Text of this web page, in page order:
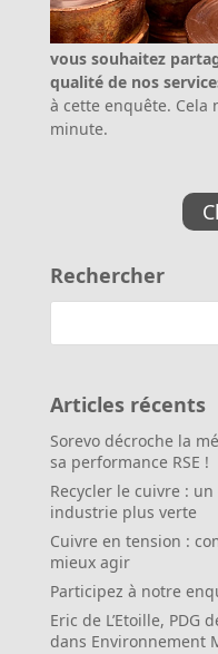
vous souhaitez
qualité de nos
à cette enquête. Cela
minute.
Rechercher
Articles récents
Sorevo décroche la
sa performance RSE !
Recycler le cuivre :
industrie plus verte
Cuivre en tension :
mieux agir
Participez à notre
Eric de L’Etoille, PDG
dans Environnement